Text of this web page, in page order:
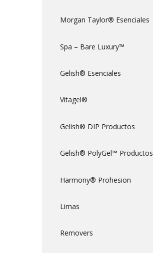
Morgan Taylor® Esenciales
Spa – Bare Luxury™
Gelish® Esenciales
Vitagel®
Gelish® DIP Productos
Gelish® PolyGel™ Productos
Harmony® Prohesion
Limas
Removers